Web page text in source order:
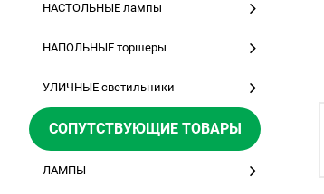
НАСТОЛЬНЫЕ лампы
НАПОЛЬНЫЕ торшеры
УЛИЧНЫЕ светильники
СОПУТСТВУЮЩИЕ ТОВАРЫ
ЛАМПЫ